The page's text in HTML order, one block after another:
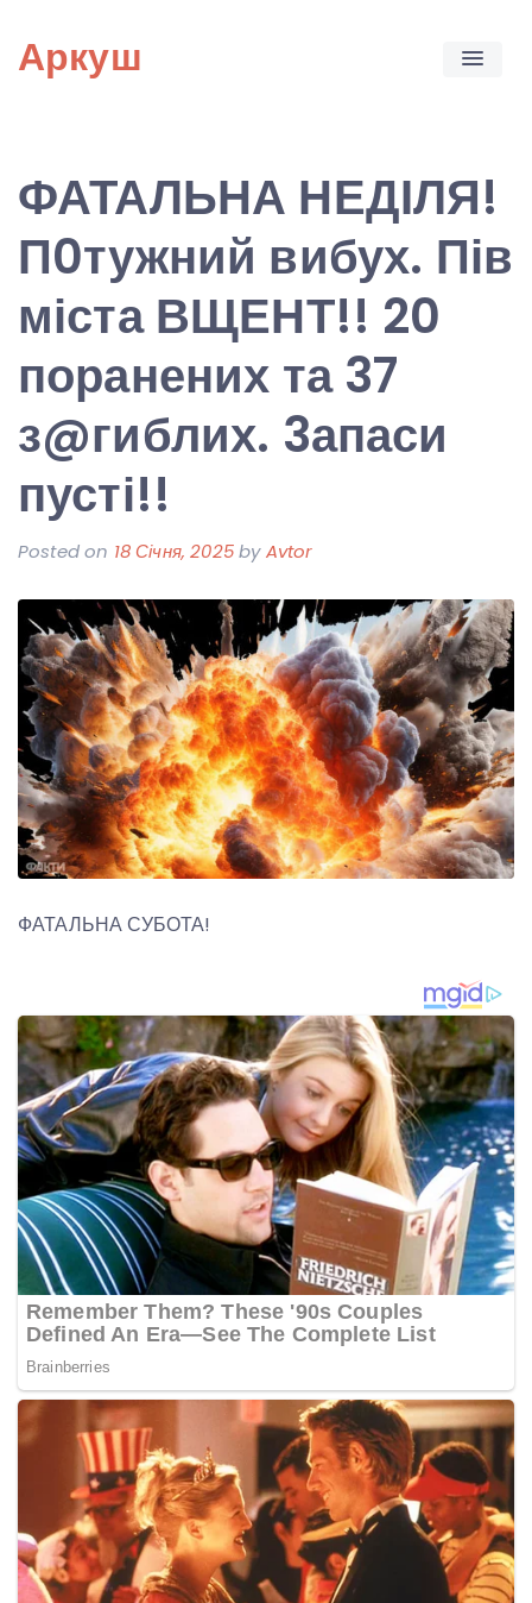
content
Аркуш
ФАТАЛЬНА НЕДІЛЯ!
П0тужний вибух. Пів
міста ВЩЕНТ!! 20
поранених та 37
з@гиблих. 3апаси
пусті!!
Posted on 18 Січня, 2025byAvtor
ФАТАЛЬНА СУБОТА!